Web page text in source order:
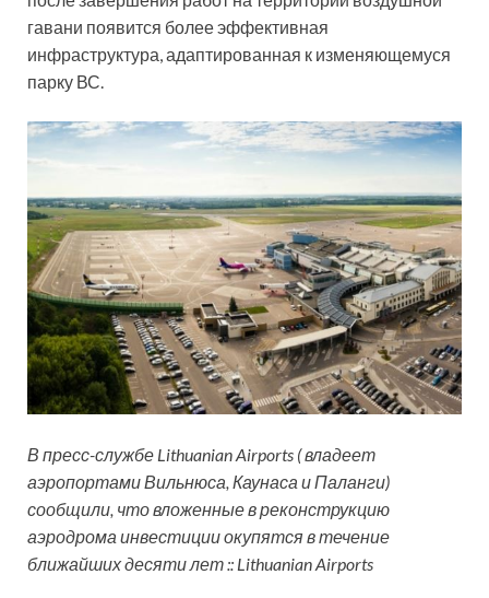
гавани появится более эффективная
инфраструктура, адаптированная к изменяющемуся
парку ВС.
В пресс-службе Lithuanian Airports ( владеет
аэропортами Вильнюса, Каунаса и Паланги)
сообщили, что вложенные в реконструкцию
аэродрома инвестиции окупятся в течение
ближайших десяти лет :: Lithuanian Airports